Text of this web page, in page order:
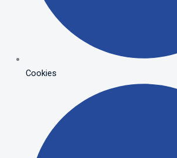
Cookies